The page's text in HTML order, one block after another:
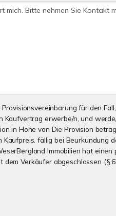
für den
Kaufvertrag erwerbe/n, und
in Höhe von Die Provision
Kaufpreis. fällig bei Beurkundung
Immobilien hat
dem Verkäufer abgeschlossen (§